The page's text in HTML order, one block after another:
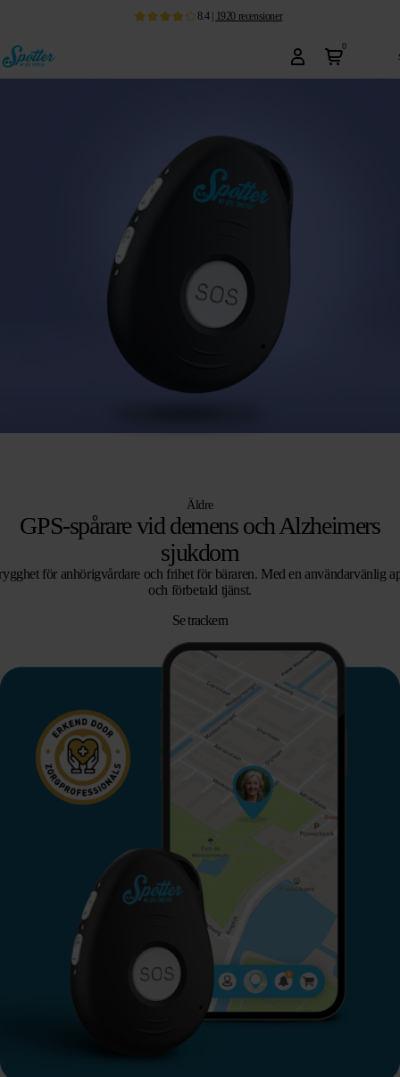
8.4| 1920 recensioner
0
Äldre
GPS-spårare vid demens och Alzheimers
sjukdom
för anhörigvårdare och frihet för bäraren. Med en användarvänlig
och förbetald tjänst.
Se trackern